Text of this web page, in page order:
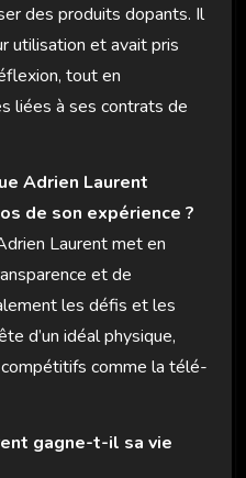
des produits dopants. Il
utilisation et avait pris
tout en
liées à ses contrats de
Adrien Laurent
de son expérience ?
Laurent met en
et de
les défis et les
d’un idéal physique,
comme la télé-
gagne-t-il sa vie